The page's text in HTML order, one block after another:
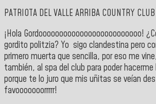
PATRIOTA DEL VALLE ARRIBA COUNTRY CLUB
¡Hola Gordooooooooooooooooooooooooo!
gordito politzia? Yo sigo clandestina pero
primero muerta que sencilla, por eso me
también, al spa del club para poder
porque te lo juro que mis uñitas se veían
favooooooorrrrr!